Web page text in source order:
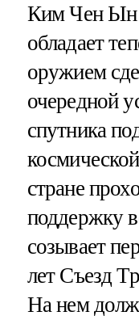
Ким Чен Ын
обладает
оружием
очередной
спутника
стране
поддержку
созывает
лет Съезд
На нем